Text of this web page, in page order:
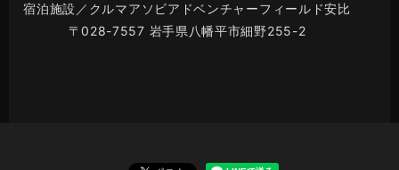
宿泊施設／クルマアソビアドベンチャーフィールド安比
〒028-7557 岩手県八幡平市細野255-2